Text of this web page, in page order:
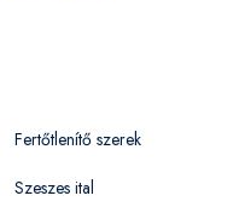
Fertőtlenítő szerek
Szeszes ital